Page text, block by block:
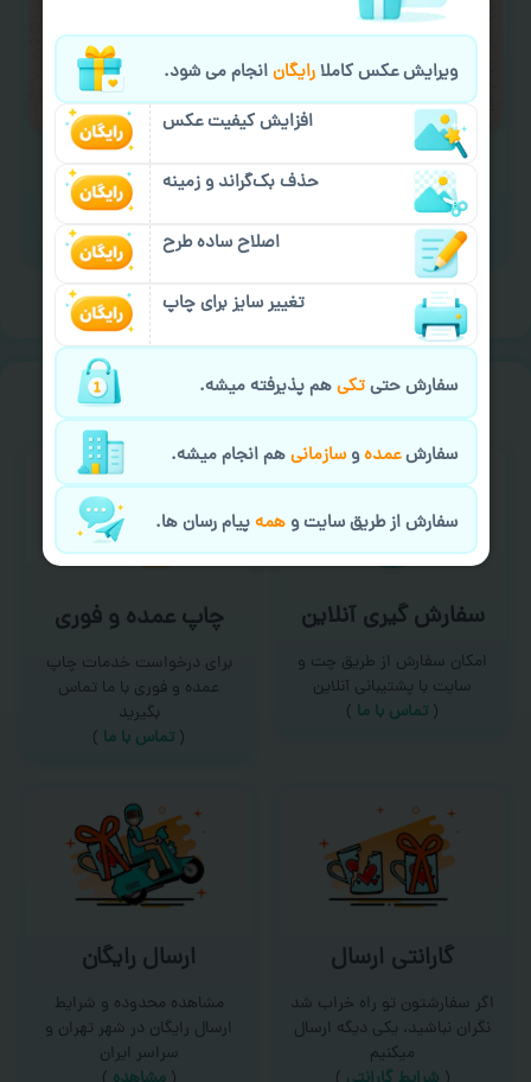
لازم را انجام دهید.
ایمیل جهت ثبت یا پیگیری سفارش:
aks4chap.com@gmail.com
برای ارسال پیام کلیک کنید
خیالت راحت ازسفارش گیری
سفارش گیری آنلاین
امکان سفارش از طریق چت و
سایت با پشتیبانی آنلاین
( تماس با ما‌ )
چاپ عمده و فوری
برای درخواست خدمات چاپ
عمده و فوری با ما تماس
بگیرید
( تماس با ما )
گارانتی ارسال
اگر سفارشتون تو راه خراب شد
نگران نباشید، یکی دیگه ارسال
میکنیم
ارسال رایگان
مشاهده محدوده و شرایط
ارسال رایگان در شهر تهران و
سراسر ایران
ویرایش عکس کاملارایگانانجام می شود.
افزایش کیفیت عکس
حذف بک‌گراند و زمینه
اصلاح ساده طرح
تغییر سایز برای چاپ
سفارش حتیتکیهم پذیرفته میشه.
سفارشعمدهوسازمانیهم انجام میشه.
سفارش از طریق سایت وهمهپیام رسان ها.